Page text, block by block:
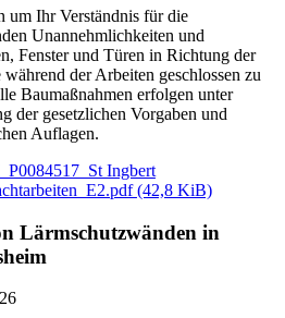
um Ihr Verständnis für die
Unannehmlichkeiten und
Fenster und Türen in Richtung der
während der Arbeiten geschlossen zu
Baumaßnahmen erfolgen unter
der gesetzlichen Vorgaben und
Auflagen.
Ingbert
(42,8 KiB)
Lärmschutzwänden in